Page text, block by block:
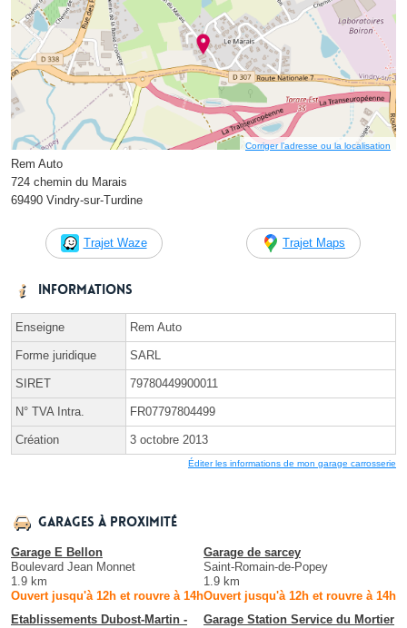
Corriger l’adresse ou la localisation
Rem Auto
724 chemin du Marais
69490 Vindry-sur-Turdine
Trajet Waze Trajet Maps
Informations
Enseigne Rem Auto
Forme juridique SARL
SIRET 79780449900011
N° TVA Intra. FR07797804499
Création 3 octobre 2013
Éditer les informations de mon garage carrosserie
Garages à proximité
Garage E Bellon
Boulevard Jean Monnet
1.9 km
Ouvert jusqu'à 12h et rouvre à 14h
Garage de sarcey
Saint-Romain-de-Popey
1.9 km
Ouvert jusqu'à 12h et rouvre à 14h
Etablissements Dubost-Martin -
Garage Station Service du Mortier